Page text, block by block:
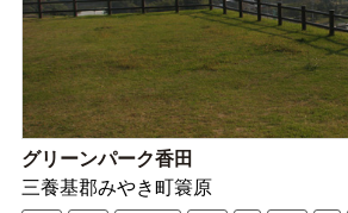
グリーンパーク香田
三養基郡みやき町簑原